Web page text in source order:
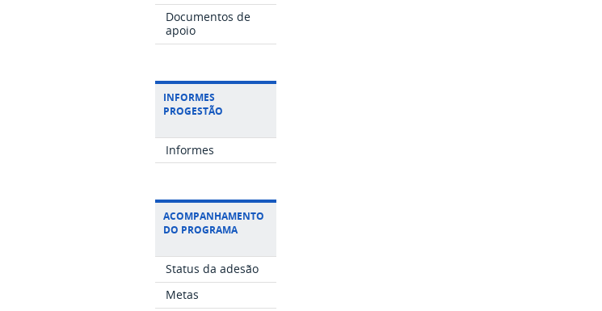
Documentos de
apoio
INFORMES
PROGESTÃO
Informes
ACOMPANHAMENTO
DO PROGRAMA
Status da adesão
Metas